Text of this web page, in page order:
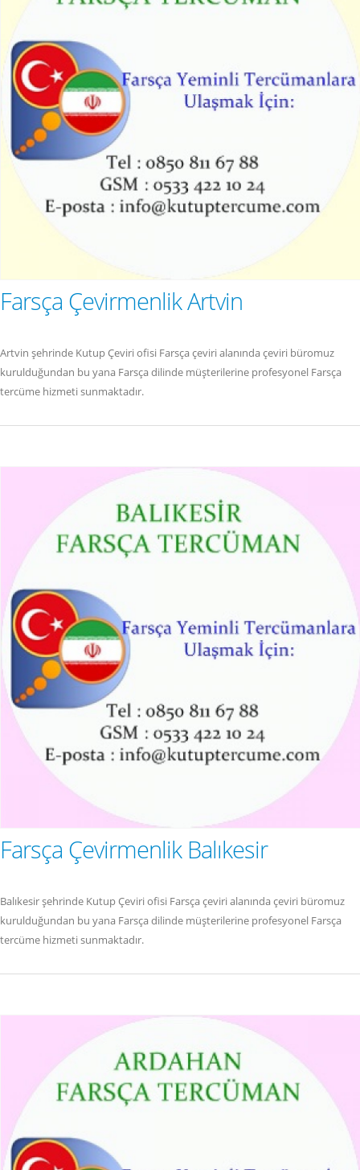
Farsça Çevirmenlik Artvin
Artvin şehrinde Kutup Çeviri ofisi Farsça çeviri alanında çeviri büromuz
kurulduğundan bu yana Farsça dilinde müşterilerine profesyonel Farsça
tercüme hizmeti sunmaktadır.
Farsça Çevirmenlik Balıkesir
Balıkesir şehrinde Kutup Çeviri ofisi Farsça çeviri alanında çeviri büromuz
kurulduğundan bu yana Farsça dilinde müşterilerine profesyonel Farsça
tercüme hizmeti sunmaktadır.